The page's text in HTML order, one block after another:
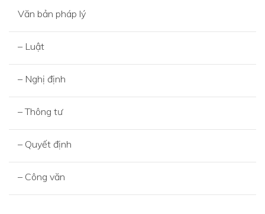
Văn bản pháp lý
– Luật
– Nghị định
– Thông tư
– Quyết định
– Công văn